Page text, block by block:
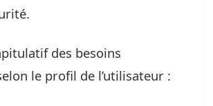
des besoins
le profil de l’utilisateur :